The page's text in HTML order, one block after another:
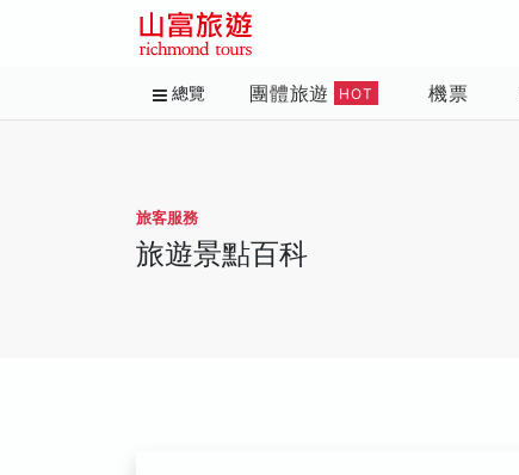
總覽 團體旅遊 HOT 機票
旅客服務
旅遊景點百科